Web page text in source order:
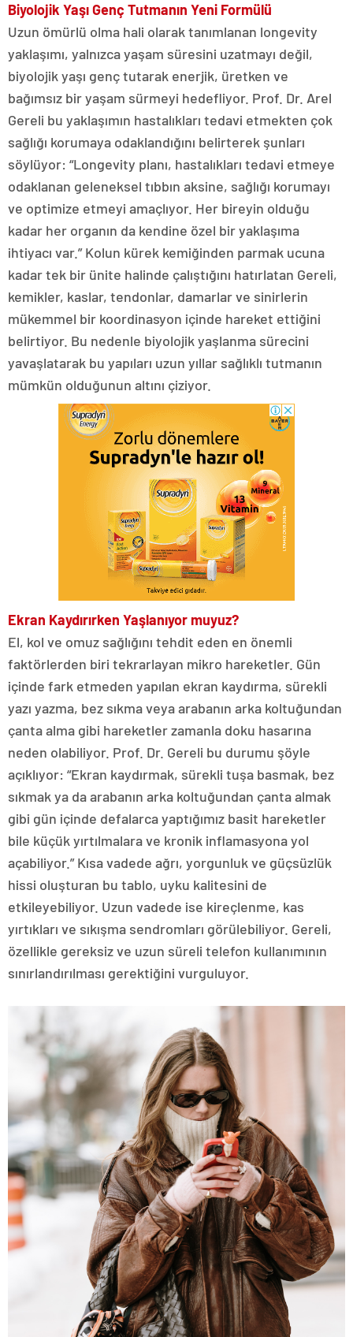
Biyolojik Yaşı Genç Tutmanın Yeni Formülü
Uzun ömürlü olma hali olarak tanımlanan longevity
yaklaşımı, yalnızca yaşam süresini uzatmayı değil,
biyolojik yaşı genç tutarak enerjik, üretken ve
bağımsız bir yaşam sürmeyi hedefliyor. Prof. Dr. Arel
Gereli bu yaklaşımın hastalıkları tedavi etmekten çok
sağlığı korumaya odaklandığını belirterek şunları
söylüyor: “Longevity planı, hastalıkları tedavi etmeye
odaklanan geleneksel tıbbın aksine, sağlığı korumayı
ve optimize etmeyi amaçlıyor. Her bireyin olduğu
kadar her organın da kendine özel bir yaklaşıma
ihtiyacı var.” Kolun kürek kemiğinden parmak ucuna
kadar tek bir ünite halinde çalıştığını hatırlatan Gereli,
kemikler, kaslar, tendonlar, damarlar ve sinirlerin
mükemmel bir koordinasyon içinde hareket ettiğini
belirtiyor. Bu nedenle biyolojik yaşlanma sürecini
yavaşlatarak bu yapıları uzun yıllar sağlıklı tutmanın
mümkün olduğunun altını çiziyor.
Ekran Kaydırırken Yaşlanıyor muyuz?
El, kol ve omuz sağlığını tehdit eden en önemli
faktörlerden biri tekrarlayan mikro hareketler. Gün
içinde fark etmeden yapılan ekran kaydırma, sürekli
yazı yazma, bez sıkma veya arabanın arka koltuğundan
çanta alma gibi hareketler zamanla doku hasarına
neden olabiliyor. Prof. Dr. Gereli bu durumu şöyle
açıklıyor: “Ekran kaydırmak, sürekli tuşa basmak, bez
sıkmak ya da arabanın arka koltuğundan çanta almak
gibi gün içinde defalarca yaptığımız basit hareketler
bile küçük yırtılmalara ve kronik inflamasyona yol
açabiliyor.” Kısa vadede ağrı, yorgunluk ve güçsüzlük
hissi oluşturan bu tablo, uyku kalitesini de
etkileyebiliyor. Uzun vadede ise kireçlenme, kas
yırtıkları ve sıkışma sendromları görülebiliyor. Gereli,
özellikle gereksiz ve uzun süreli telefon kullanımının
sınırlandırılması gerektiğini vurguluyor.